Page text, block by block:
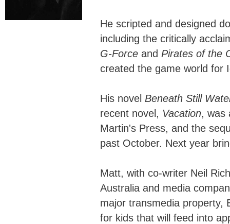
He scripted and designed
including the critically
G-Force and Pirates of the
created the game world for
His novel Beneath Still
recent novel, Vacation, was
Martin's Press, and the
past October. Next year
Matt, with co-writer Neil
Australia and media
major transmedia property,
for kids that will feed into